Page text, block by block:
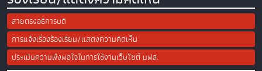
สายตรงอธิการบดี
การแจ้งเรื่องร้องเรียน/แสดงความคิดเห็น
ประเมินความพึงพอใจในการใช้งานเว็บไซต์ มฟล.